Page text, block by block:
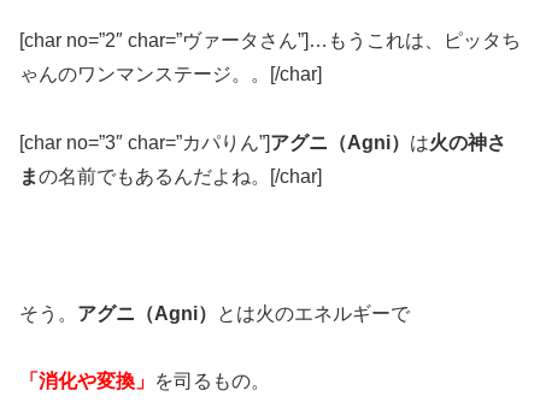
[char no=”2″ char=”ヴァータさん”]…もうこれは、ピッタち
ゃんのワンマンステージ。。[/char]
[char no=”3″ char=”カパりん”]アグニ（Agni） は火の神さ
まの名前でもあるんだよね。[/char]
そう。 アグニ（Agni） とは火のエネルギーで
「消化や変換」 を司るもの。